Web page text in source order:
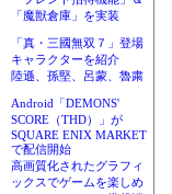
「魔獣倉庫」を実装
「真・三國無双７」登場
キャラクターを紹介
陸遜、孫堅、呂蒙、魯粛
Android「DEMONS'
SCORE（THD）」が
SQUARE ENIX MARKET
で配信開始
高画質化されたグラフィ
ックスでゲームを楽しめ